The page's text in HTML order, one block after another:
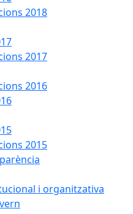
2018
2017
2016
2015
i organitzativa